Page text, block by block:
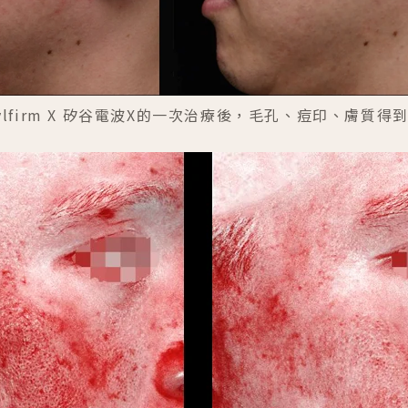
X 矽谷電波X的一次治療後，毛孔、痘印、膚質得